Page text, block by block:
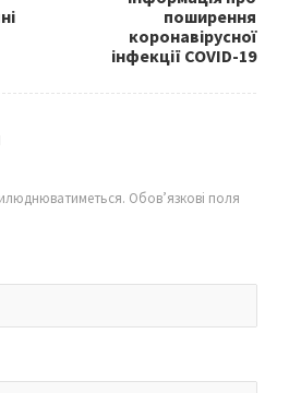
поширення
коронавірусної
інфекції COVID-19
Обов’язкові поля